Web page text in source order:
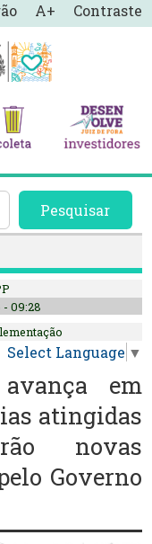
A+ Contraste
Pesquisar
- 09:28
Select Language ▼
avança em
atingidas
novas
Governo